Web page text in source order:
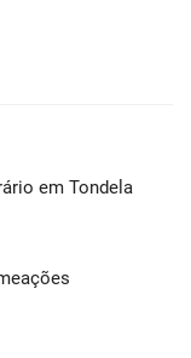
em Tondela